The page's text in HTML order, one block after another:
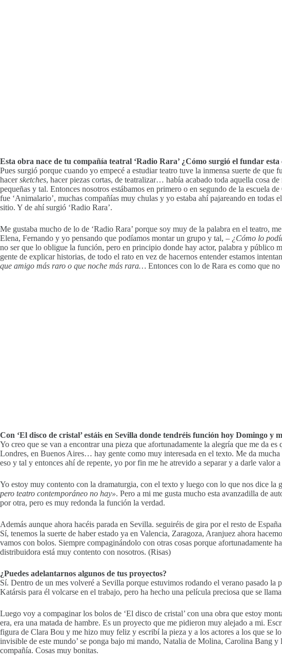
Esta obra nace de tu compañía teatral ‘Radio Rara’ ¿Cómo surgió el fundar esta
Pues surgió porque cuando yo empecé a estudiar teatro tuve la inmensa suerte de
hacersketches, hacer piezas cortas, de teatralizar… había acabado toda aquella cosa de
pequeñas y tal. Entonces nosotros estábamos en primero o en segundo de la escuela
fue ‘Animalario’, muchas compañías muy chulas y yo estaba ahí pajareando en
sitio. Y de ahí surgió ‘Radio Rara’.
Me gustaba mucho de lo de ‘Radio Rara’ porque soy muy de la palabra en el teatro,
Elena, Fernando y yo pensando que podíamos montar un grupo y tal, – ¿Cómo lo
no ser que lo obligue la función, pero en principio donde hay actor, palabra y público
gente de explicar historias, de todo el rato en vez de hacernos entender estamos
que amigo más raro o que noche más rara… Entonces con lo de Rara es como que
Con ‘El disco de cristal’ estáis en Sevilla donde tendréis función hoy Domingo y
Yo creo que se van a encontrar una pieza que afortunadamente la alegría que me da
Londres, en Buenos Aires… hay gente como muy interesada en el texto. Me da
eso y tal y entonces ahí de repente, yo por fin me he atrevido a separar y a darle valor
Yo estoy muy contento con la dramaturgia, con el texto y luego con lo que nos dice la
pero teatro contemporáneo no hay». Pero a mi me gusta mucho esta avanzadilla de
por otra, pero es muy redonda la función la verdad.
Además aunque ahora hacéis parada en Sevilla. seguiréis de gira por el resto de
Sí, tenemos la suerte de haber estado ya en Valencia, Zaragoza, Aranjuez ahora
vamos con bolos. Siempre compaginándolo con otras cosas porque afortunadamente
distribuidora está muy contento con nosotros. (Risas)
¿Puedes adelantarnos algunos de tus proyectos?
Sí. Dentro de un mes volveré a Sevilla porque estuvimos rodando el verano pasado
Katársis para él volcarse en el trabajo, pero ha hecho una película preciosa que se
Luego voy a compaginar los bolos de ‘El disco de cristal’ con una obra que estoy
era, era una matada de hambre. Es un proyecto que me pidieron muy alejado a mi.
figura de Clara Bou y me hizo muy feliz y escribí la pieza y a los actores a los que se
invisible de este mundo’ se ponga bajo mi mando, Natalia de Molina, Carolina Bang
compañía. Cosas muy bonitas.